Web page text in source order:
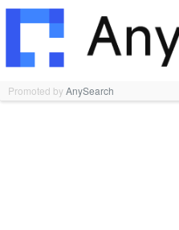
Promoted byAnySearch